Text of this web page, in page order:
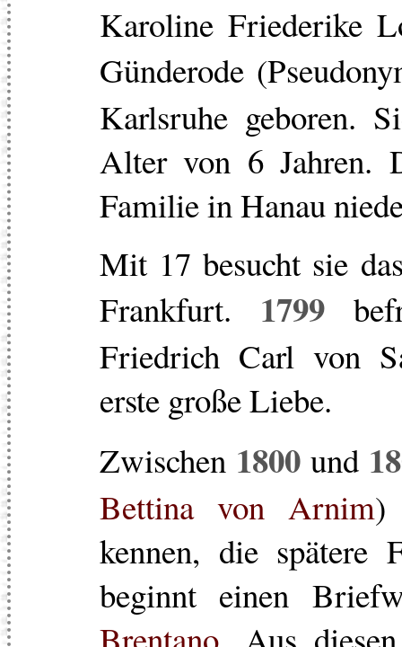
Karoline Friederike
Günderode
Karlsruhe geboren.
Alter von 6 Jahren.
Familie in Hanau
Mit 17 besucht sie
Frankfurt. 1799
Friedrich Carl von
erste große Liebe.
Zwischen 1800 und
Bettina von Arnim)
kennen, die spätere
beginnt einen
Brentano. Aus diesen